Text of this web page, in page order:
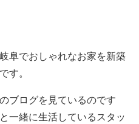
阜でおしゃれなお家を新築
す。
ブログを見ているのです
一緒に生活しているスタッ